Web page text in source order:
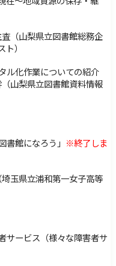
（山梨県立図書館総務企
）
業についての紹介
立図書館資料情報
になろう」 ※終了しま
浦和第一女子高等
ビス（様々な障害者サ